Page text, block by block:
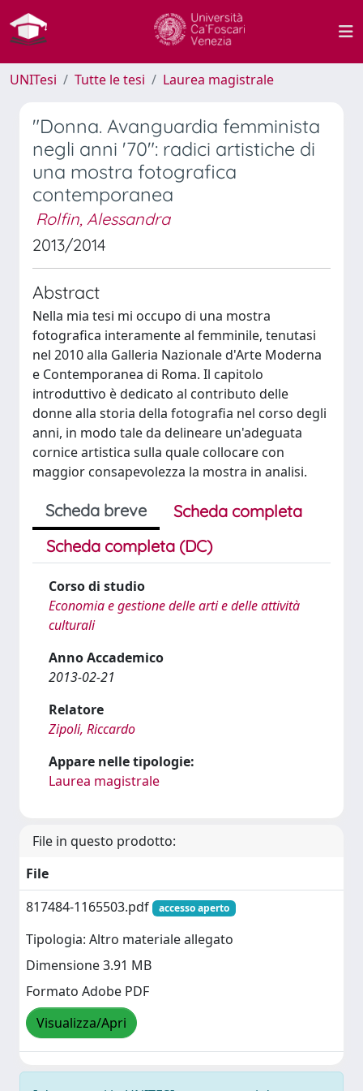
UNITesi Tutte le tesi Laurea magistrale
"Donna. Avanguardia femminista
negli anni '70": radici artistiche di
una mostra fotografica
contemporanea
Rolfin, Alessandra
2013/2014
Abstract
Nella mia tesi mi occupo di una mostra
fotografica interamente al femminile, tenutasi
nel 2010 alla Galleria Nazionale d'Arte Moderna
e Contemporanea di Roma. Il capitolo
introduttivo è dedicato al contributo delle
donne alla storia della fotografia nel corso degli
anni, in modo tale da delineare un'adeguata
cornice artistica sulla quale collocare con
maggior consapevolezza la mostra in analisi.
Scheda breve
Scheda completa
Scheda completa (DC)
Corso di studio
Economia e gestione delle arti e delle attività
culturali
Anno Accademico
2013-02-21
Relatore
Zipoli, Riccardo
Appare nelle tipologie:
Laurea magistrale
File in questo prodotto:
File
817484-1165503.pdf
accesso aperto
Tipologia: Altro materiale allegato
Dimensione 3.91 MB
Formato Adobe PDF
Visualizza/Apri